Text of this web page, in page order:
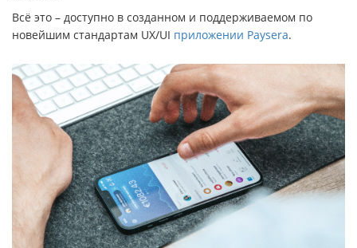
Всё это – доступно в созданном и поддерживаемом по
новейшим стандартам UX/UI приложении Paysera.